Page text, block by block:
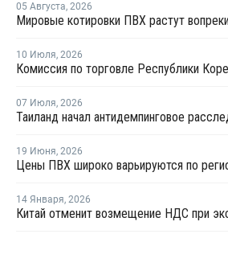
05 Августа, 2026
10 Июля, 2026
07 Июля, 2026
19 Июня, 2026
14 Января, 2026